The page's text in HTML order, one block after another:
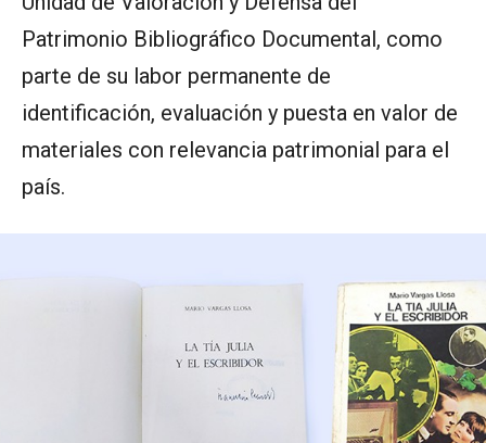
Patrimonio Bibliográfico Documental, como
parte de su labor permanente de
identificación, evaluación y puesta en valor de
materiales con relevancia patrimonial para el
país.